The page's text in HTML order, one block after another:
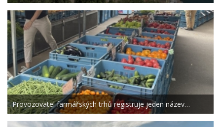
Provozovatel farmářských trhů registruje jeden název…